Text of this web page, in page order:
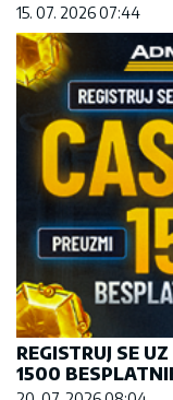
15. 07. 2026 07:44
REGISTRUJ SE
1500